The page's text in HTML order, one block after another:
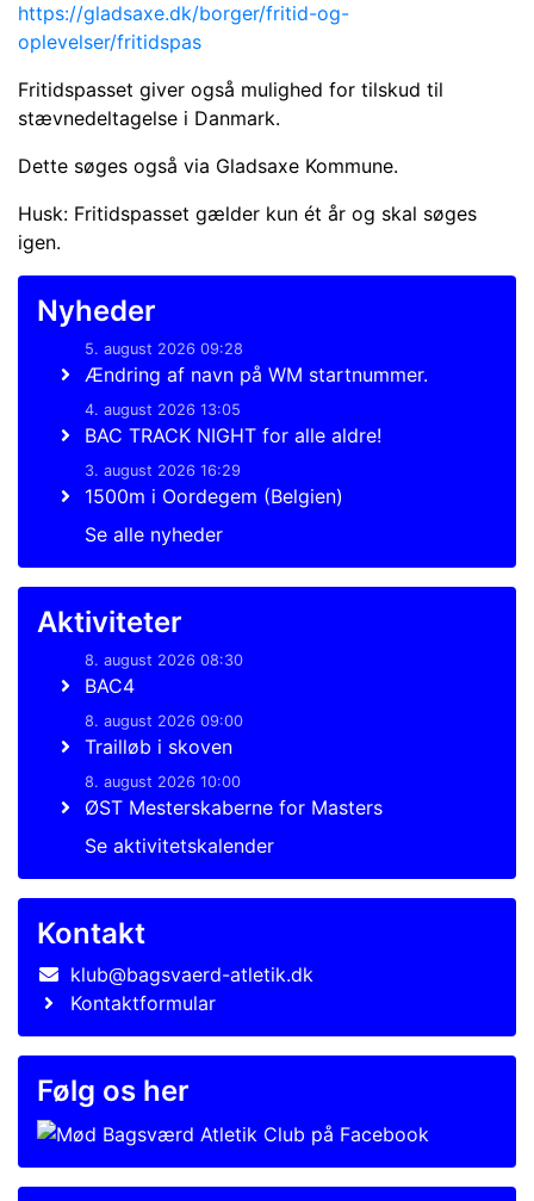
https://gladsaxe.dk/borger/fritid-og-
oplevelser/fritidspas
Fritidspasset giver også mulighed for tilskud til
stævnedeltagelse i Danmark.
Dette søges også via Gladsaxe Kommune.
Husk: Fritidspasset gælder kun ét år og skal søges
igen.
Nyheder
5. august 2026 09:28
Ændring af navn på WM startnummer.
4. august 2026 13:05
BAC TRACK NIGHT for alle aldre!
3. august 2026 16:29
1500m i Oordegem (Belgien)
Se alle nyheder
Aktiviteter
8. august 2026 08:30
BAC4
8. august 2026 09:00
Trailløb i skoven
8. august 2026 10:00
ØST Mesterskaberne for Masters
Se aktivitetskalender
Kontakt
klub@bagsvaerd-atletik.dk
Kontaktformular
Følg os her